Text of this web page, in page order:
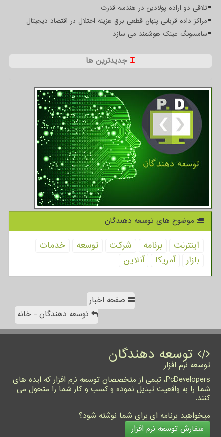
تلاقی دو اراده پولادین در هندسه قدرت
مراکز داده قربانی پنهان قطعی برق هزینه اختلال در اقتصاد دیجیتال
سامسونگ عینک هوشمند می سازد
جدیدترین ها
موضوع های توسعه دهندگان
اینترنت برنامه شركت توسعه
خدمات
بازار
آمریكا آنلاین
صفحه اخبار
توسعه دهندگان - خانه
توسعه دهندگان
توسعه نرم افزار
PcDevelopers، تیمی از متخصصان توسعه نرم افزار که ایده های
شما را به واقعیت تبدیل نموده و کسب و کار شما را متحول می
کنند.
میخواهید برنامه ای برای شما نوشته شود؟
سفارش توسعه نرم افزار